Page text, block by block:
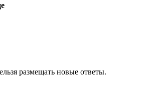
размещать новые ответы.